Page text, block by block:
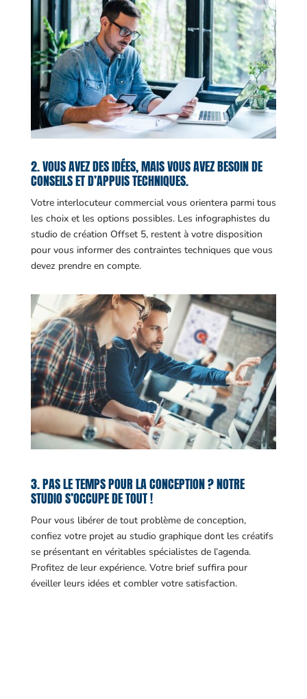
2. VOUS AVEZ DES IDÉES, MAIS VOUS AVEZ BESOIN DE
CONSEILS ET D’APPUIS TECHNIQUES.
Votre interlocuteur commercial vous orientera parmi tous
les choix et les options possibles. Les infographistes du
studio de création Offset 5, restent à votre disposition
pour vous informer des contraintes techniques que vous
devez prendre en compte.
3. PAS LE TEMPS POUR LA CONCEPTION ? NOTRE
STUDIO S’OCCUPE DE TOUT !
Pour vous libérer de tout problème de conception,
confiez votre projet au studio graphique dont les créatifs
se présentant en véritables spécialistes de l’agenda.
Profitez de leur expérience. Votre brief suffira pour
éveiller leurs idées et combler votre satisfaction.